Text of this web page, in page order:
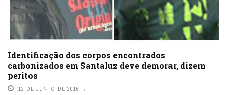
Identificação dos corpos encontrados
carbonizados em Santaluz deve demorar, dizem
peritos
12 DE JUNHO DE 2016